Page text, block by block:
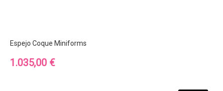
Espejo Coque Miniforms
Precio
1.035,00 €